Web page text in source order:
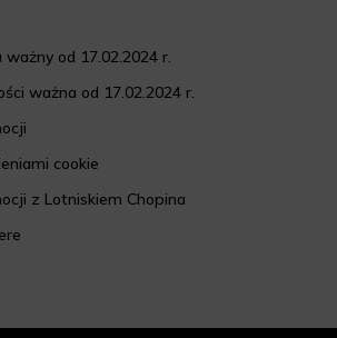
od 17.02.2024 r.
ważna od 17.02.2024 r.
cookie
z Lotniskiem Chopina